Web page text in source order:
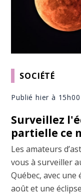
SOCIÉTÉ
Publié hier à 15h00
Surveillez
partielle ce
Les amateurs
vous à surveiller
Québec, avec
août et une